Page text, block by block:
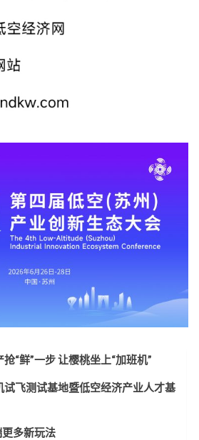
“鲜”一步 让樱桃坐上“加班机”
试飞测试基地暨低空经济产业人才基
更多新玩法